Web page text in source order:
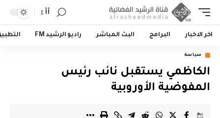
أأ
اخر الاخبار البرامج البث المباشر راديو الرشيد FM
سياسة
الكاظمي يستقبل نائب رئيس
المفوضية الأوروبية